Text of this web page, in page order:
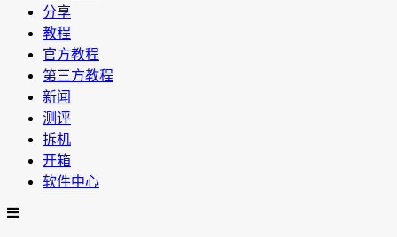
分享
教程
官方教程
第三方教程
新闻
测评
拆机
开箱
软件中心